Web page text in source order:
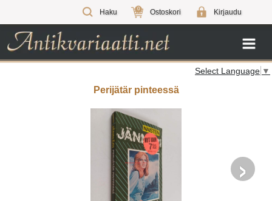
Haku 0 Ostoskori Kirjaudu
Select Language ▼
Perijätär pinteessä
›